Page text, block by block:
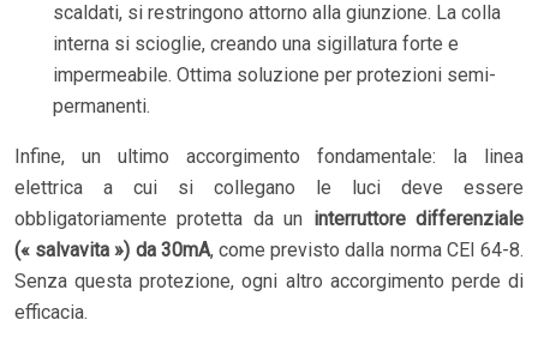
scaldati, si restringono attorno alla giunzione. La colla
interna si scioglie, creando una sigillatura forte e
impermeabile. Ottima soluzione per protezioni semi-
permanenti.
Infine, un ultimo accorgimento fondamentale: la linea
elettrica a cui si collegano le luci deve essere
obbligatoriamente protetta da un interruttore differenziale
(« salvavita ») da 30mA, come previsto dalla norma CEI 64-8.
Senza questa protezione, ogni altro accorgimento perde di
efficacia.